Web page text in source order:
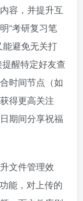
容，并提升互
“考研复习笔
能避免无关打
醒特定好友查
时间节点（如
得更高关注
期间分享祝福
文件管理效
能，对上传的